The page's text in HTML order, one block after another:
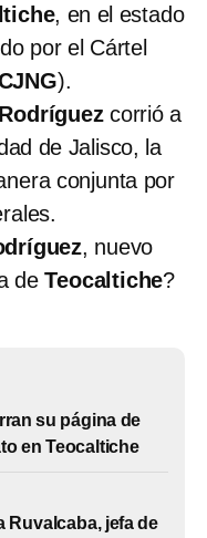
, en el estado
por el Cártel
).
corrió a
de Jalisco, la
conjunta por
, nuevo
deTeocaltiche?
su página de
en Teocaltiche
Ruvalcaba, jefa de